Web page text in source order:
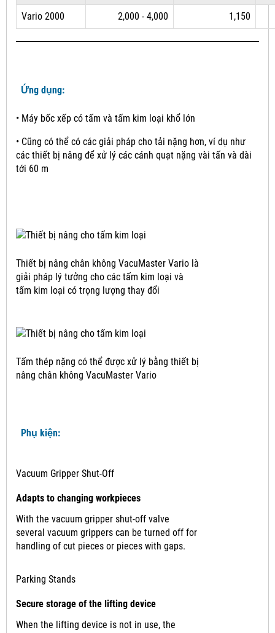
Vario 2000 2,000 - 4,000 1,150
Ứng dụng:
• Máy bốc xếp có tấm và tấm kim loại khổ lớn
• Cũng có thể có các giải pháp cho tải nặng hơn, ví dụ như
các thiết bị nâng để xử lý các cánh quạt nặng vài tấn và dài
tới 60 m
Thiết bị nâng chân không VacuMaster Vario là
giải pháp lý tưởng cho các tấm kim loại và
tấm kim loại có trọng lượng thay đổi
Tấm thép nặng có thể được xử lý bằng thiết bị
nâng chân không VacuMaster Vario
Phụ kiện:
Vacuum Gripper Shut-Off
Adapts to changing workpieces
With the vacuum gripper shut-off valve
several vacuum grippers can be turned off for
handling of cut pieces or pieces with gaps.
Parking Stands
Secure storage of the lifting device
When the lifting device is not in use, the